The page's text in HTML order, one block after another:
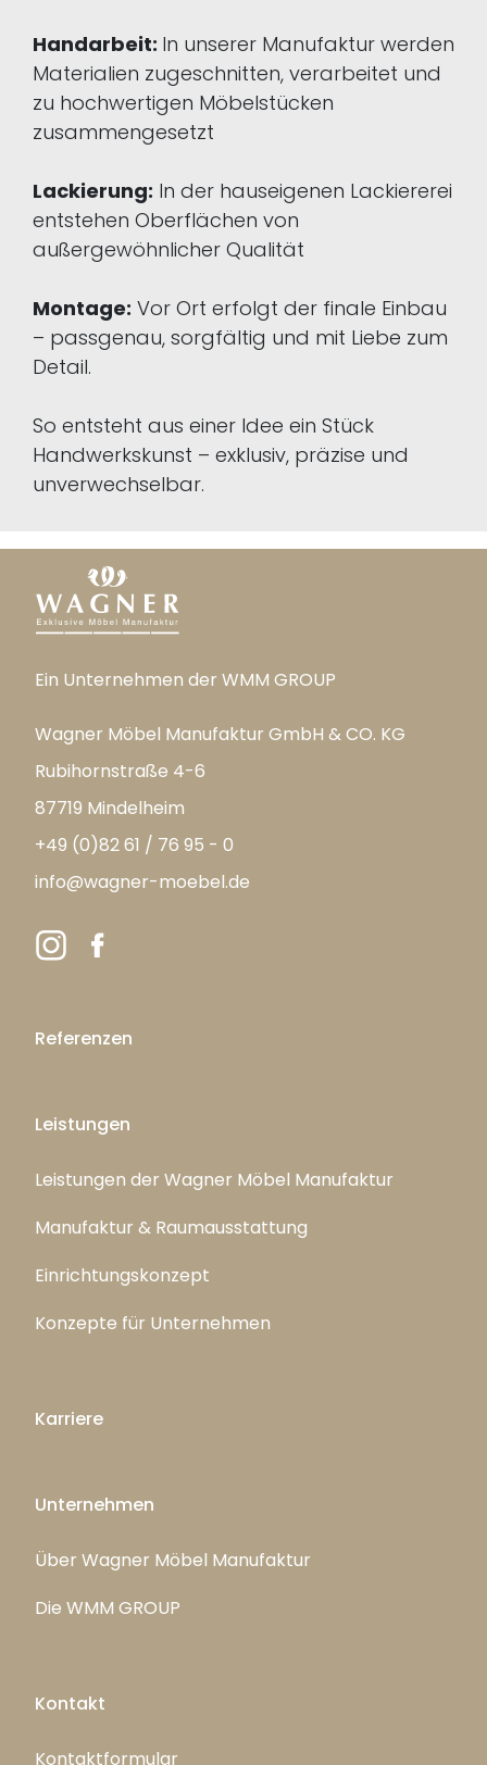
Handarbeit: In unserer Manufaktur werden
Materialien zugeschnitten, verarbeitet und
zu hochwertigen Möbelstücken
zusammengesetzt
Lackierung: In der hauseigenen Lackiererei
entstehen Oberflächen von
außergewöhnlicher Qualität
Montage: Vor Ort erfolgt der finale Einbau
– passgenau, sorgfältig und mit Liebe zum
Detail.
So entsteht aus einer Idee ein Stück
Handwerkskunst – exklusiv, präzise und
unverwechselbar.
Ein Unternehmen der WMM GROUP
Wagner Möbel Manufaktur GmbH & CO. KG
Rubihornstraße 4-6
87719 Mindelheim
+49 (0)82 61 / 76 95 - 0
info@wagner-moebel.de
Referenzen
Leistungen
Leistungen der Wagner Möbel Manufaktur
Manufaktur & Raumausstattung
Einrichtungskonzept
Konzepte für Unternehmen
Karriere
Unternehmen
Über Wagner Möbel Manufaktur
Die WMM GROUP
Kontakt
Kontaktformular